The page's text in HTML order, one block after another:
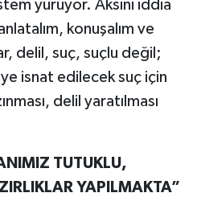
yürüyor. Aksini iddia
konuşalım ve
delil, suç, suçlu değil;
isnat edilecek suç için
delil yaratılması
TUTUKLU,
YAPILMAKTA”